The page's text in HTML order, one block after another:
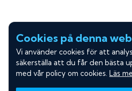
Cookies på denna
Vi använder cookies för att
säkerställa att du får den bästa
med vår policy om cookies. Läs